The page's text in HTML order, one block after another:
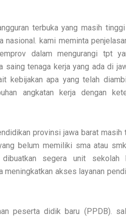
terbuka yang masih
nasional. kami meminta
dalam mengurangi tpt
saing tenaga kerja yang ada di
kebijakan apa yang telah
angkatan kerja dengan
provinsi jawa barat masih
belum memiliki sma atau
segera unit sekolah
meningkatkan akses layanan
peserta didik baru (PPDB).